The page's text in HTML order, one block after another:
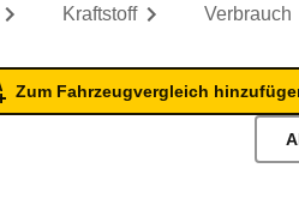
Kraftstoff Verbrauch
Zum Fahrzeugvergleich